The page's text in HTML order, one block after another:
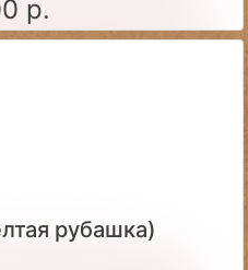
р.
рубашка)